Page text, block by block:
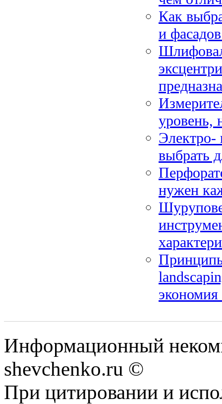
Как
и
уровень,
Электро-
выбрать
нужен
Информационный
shevchenko.ru ©
При цитировании и